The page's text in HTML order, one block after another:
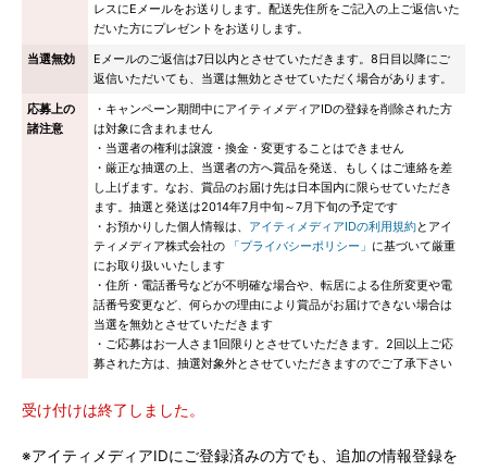
レスにEメールをお送りします。配送先住所をご記入の上ご返信いた
だいた方にプレゼントをお送りします。
当選無効
Eメールのご返信は7日以内とさせていただきます。8日目以降にご
返信いただいても、当選は無効とさせていただく場合があります。
応募上の
諸注意
・キャンペーン期間中にアイティメディアIDの登録を削除された方
は対象に含まれません
・当選者の権利は譲渡・換金・変更することはできません
・厳正な抽選の上、当選者の方へ賞品を発送、もしくはご連絡を差
し上げます。なお、賞品のお届け先は日本国内に限らせていただき
ます。抽選と発送は2014年7月中旬～7月下旬の予定です
・お預かりした個人情報は、 アイティメディアIDの利用規約とアイ
ティメディア株式会社の 「プライバシーポリシー」 に基づいて厳重
にお取り扱いいたします
・住所・電話番号などが不明確な場合や、転居による住所変更や電
話番号変更など、何らかの理由により賞品がお届けできない場合は
当選を無効とさせていただきます
・ご応募はお一人さま1回限りとさせていただきます。2回以上ご応
募された方は、抽選対象外とさせていただきますのでご了承下さい
受け付けは終了しました。
※アイティメディアIDにご登録済みの方でも、追加の情報登録を